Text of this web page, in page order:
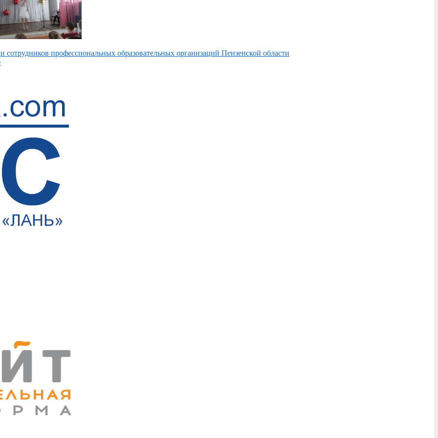
профессиональных образовательных организаций Пензенской области